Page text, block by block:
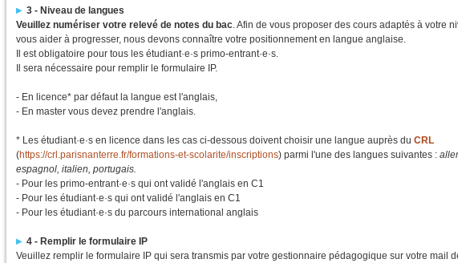
3 - Niveau de langues
Veuillez numériser votre relevé de notes du bac. Afin de vous proposer des cours adaptés à votre
vous aider à progresser, nous devons connaître votre positionnement en langue anglaise.
Il est obligatoire pour tous les étudiant·e·s primo-entrant·e·s.
Il sera nécessaire pour remplir le formulaire IP.
- En licence* par défaut la langue est l'anglais,
- En master vous devez prendre l'anglais.
* Les étudiant·e·s en licence dans les cas ci-dessous doivent choisir une langue auprès duCRL
(https://crl.parisnanterre.fr/formations-et-scolarite/inscriptions) parmi l'une des langues suivantes :
espagnol, italien, portugais.
- Pour les primo-entrant·e·s qui ont validé l'anglais en C1
- Pour les étudiant·e·s qui ont validé l'anglais en C1
- Pour les étudiant·e·s du parcours international anglais
4 - Remplir le formulaire IP
Veuillez remplir le formulaire IP qui sera transmis par votre gestionnaire pédagogique sur votre mail